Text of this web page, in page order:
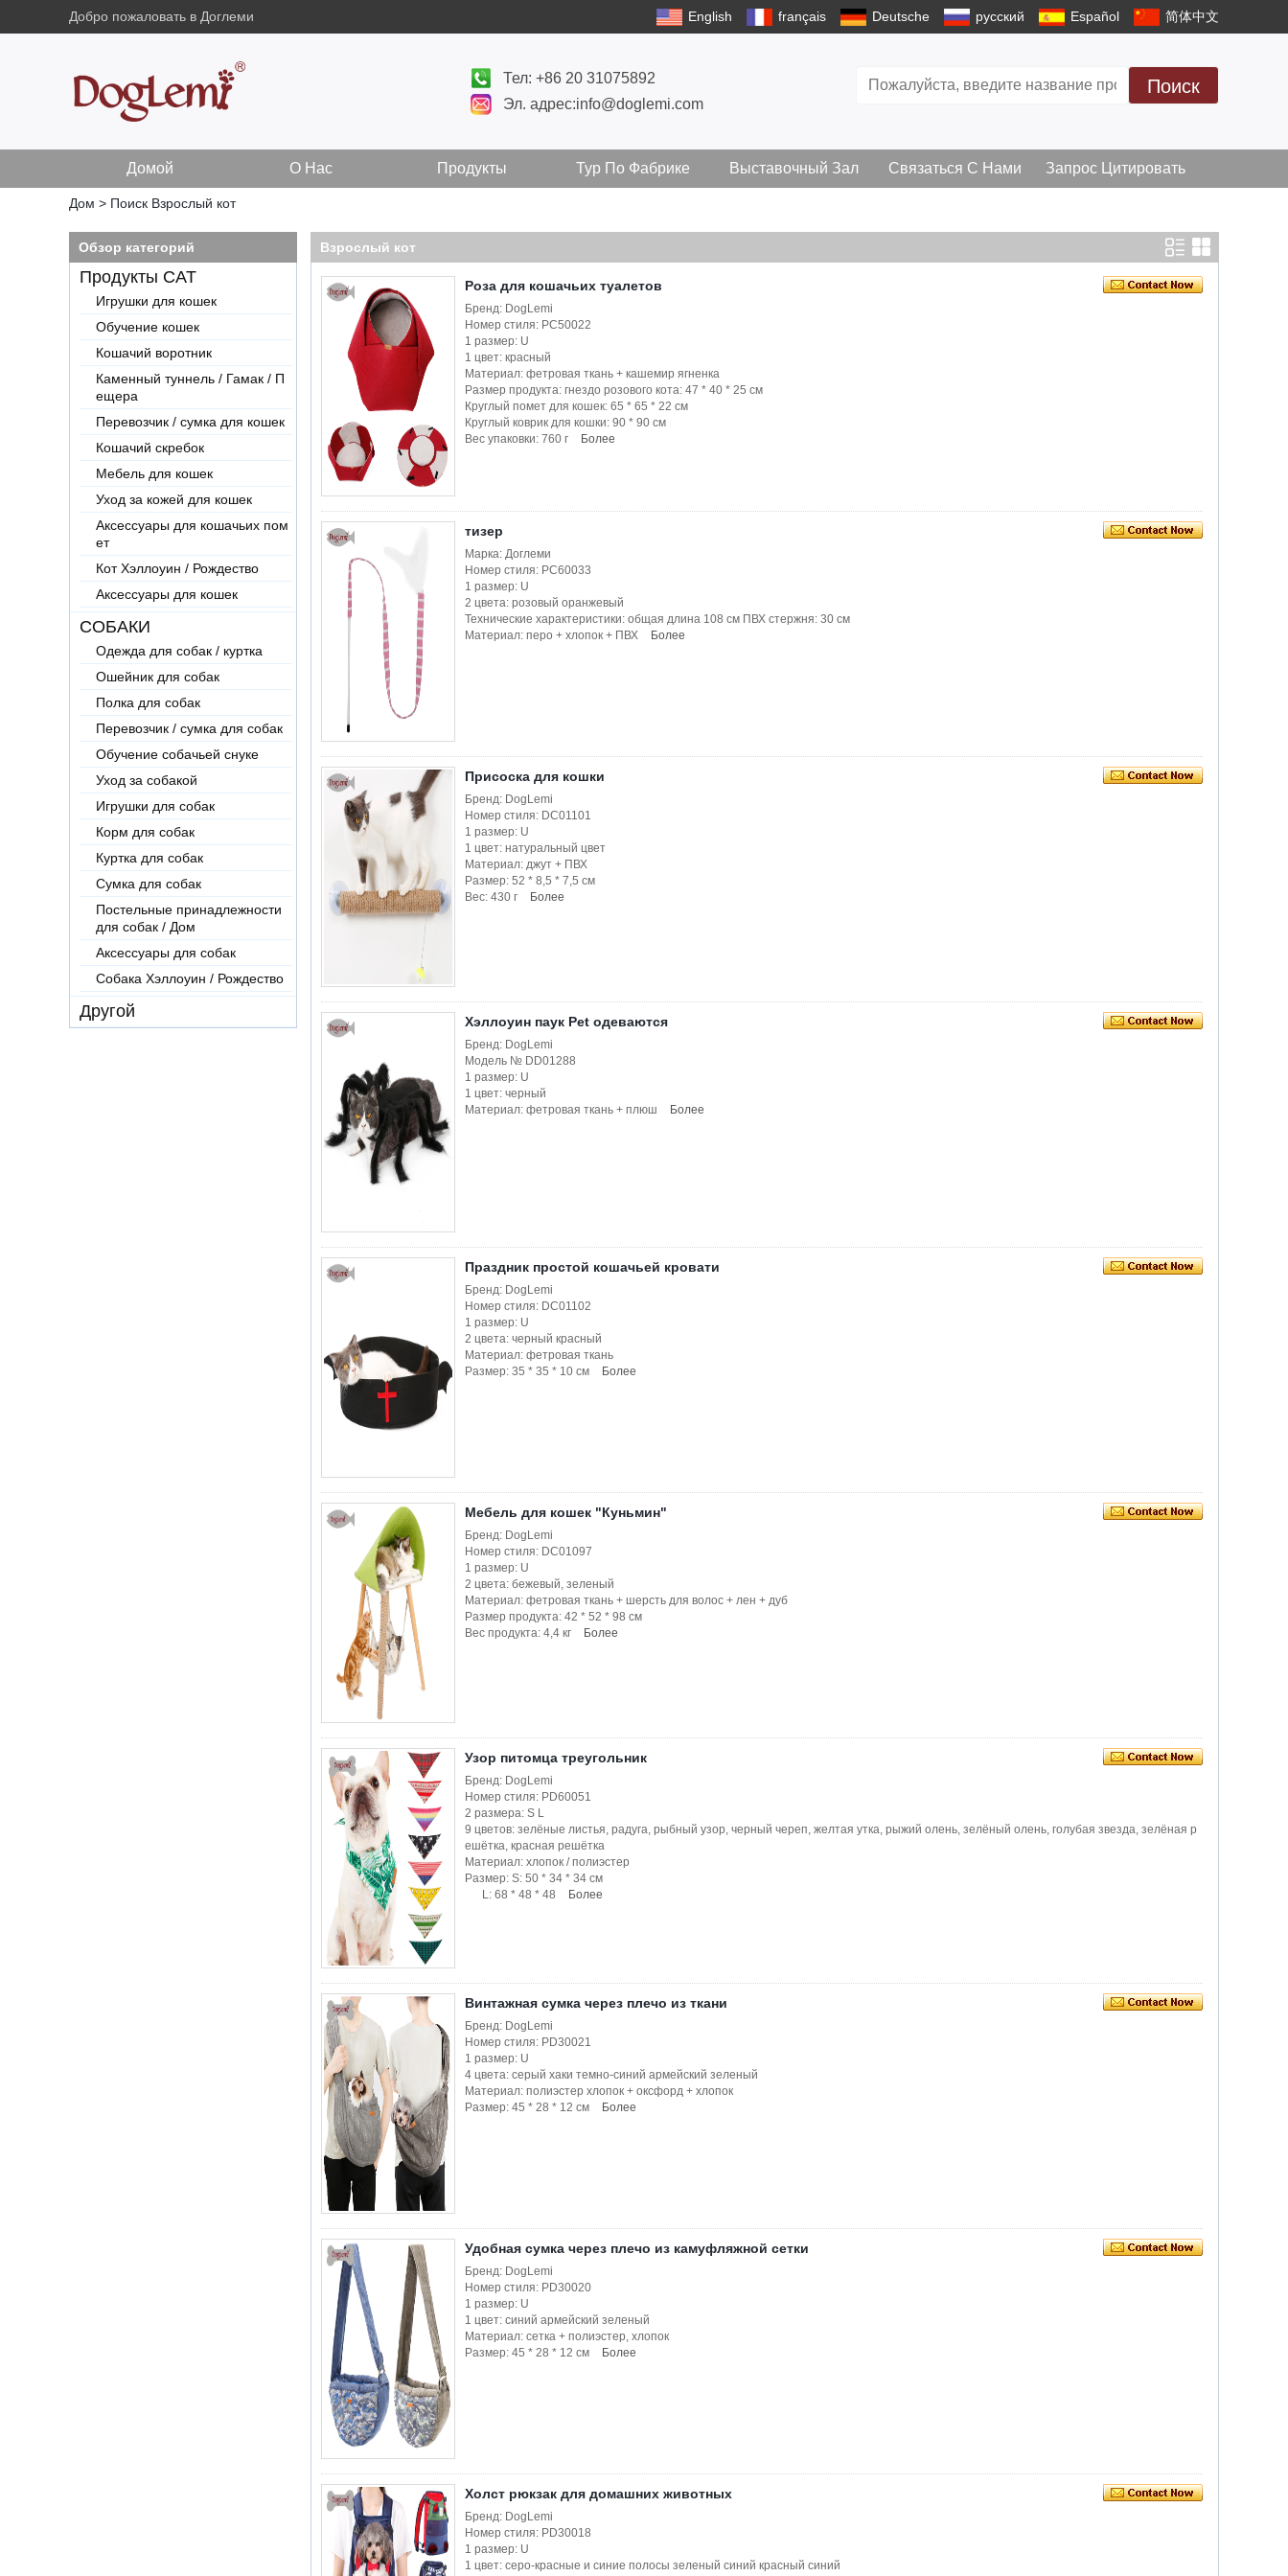
Добро пожаловать в Доглеми English français Deutsche русский Español 简体中文
Тел: +86 20 31075892
Эл. адрес:info@doglemi.com
Поиск
Домой О Нас Продукты Тур По Фабрике Выставочный Зал Связаться С Нами Запрос Цитировать
Дом > Поиск Взрослый кот
Обзор категорий
Продукты CAT
Игрушки для кошек
Обучение кошек
Кошачий воротник
Каменный туннель / Гамак / П
ещера
Перевозчик / сумка для кошек
Кошачий скребок
Мебель для кошек
Уход за кожей для кошек
Аксессуары для кошачьих пом
ет
Кот Хэллоуин / Рождество
Аксессуары для кошек
СОБАКИ
Одежда для собак / куртка
Ошейник для собак
Полка для собак
Перевозчик / сумка для собак
Обучение собачьей снуке
Уход за собакой
Игрушки для собак
Корм для собак
Куртка для собак
Сумка для собак
Постельные принадлежности
для собак / Дом
Аксессуары для собак
Собака Хэллоуин / Рождество
Другой
Взрослый кот
Роза для кошачьих туалетов
Бренд: DogLemi
Номер стиля: PC50022
1 размер: U
1 цвет: красный
Материал: фетровая ткань + кашемир ягненка
Размер продукта: гнездо розового кота: 47 * 40 * 25 см
Круглый помет для кошек: 65 * 65 * 22 см
Круглый коврик для кошки: 90 * 90 см
Вес упаковки: 760 г
Более
тизер
Марка: Доглеми
Номер стиля: PC60033
1 размер: U
2 цвета: розовый оранжевый
Технические характеристики: общая длина 108 см ПВХ стержня: 30 см
Материал: перо + хлопок + ПВХ
Более
Присоска для кошки
Бренд: DogLemi
Номер стиля: DC01101
1 размер: U
1 цвет: натуральный цвет
Материал: джут + ПВХ
Размер: 52 * 8,5 * 7,5 см
Вес: 430 г
Более
Хэллоуин паук Pet одеваются
Бренд: DogLemi
Модель № DD01288
1 размер: U
1 цвет: черный
Материал: фетровая ткань + плюш
Более
Праздник простой кошачьей кровати
Бренд: DogLemi
Номер стиля: DC01102
1 размер: U
2 цвета: черный красный
Материал: фетровая ткань
Размер: 35 * 35 * 10 см
Более
Мебель для кошек "Куньмин"
Бренд: DogLemi
Номер стиля: DC01097
1 размер: U
2 цвета: бежевый, зеленый
Материал: фетровая ткань + шерсть для волос + лен + дуб
Размер продукта: 42 * 52 * 98 см
Вес продукта: 4,4 кг
Более
Узор питомца треугольник
Бренд: DogLemi
Номер стиля: PD60051
2 размера: S L
9 цветов: зелёные листья, радуга, рыбный узор, черный череп, желтая утка, рыжий олень, зелёный олень, голубая звезда, зелёная р
ешётка, красная решётка
Материал: хлопок / полиэстер
Размер: S: 50 * 34 * 34 см
L: 68 * 48 * 48
Более
Винтажная сумка через плечо из ткани
Бренд: DogLemi
Номер стиля: PD30021
1 размер: U
4 цвета: серый хаки темно-синий армейский зеленый
Материал: полиэстер хлопок + оксфорд + хлопок
Размер: 45 * 28 * 12 см
Более
Удобная сумка через плечо из камуфляжной сетки
Бренд: DogLemi
Номер стиля: PD30020
1 размер: U
1 цвет: синий армейский зеленый
Материал: сетка + полиэстер, хлопок
Размер: 45 * 28 * 12 см
Более
Холст рюкзак для домашних животных
Бренд: DogLemi
Номер стиля: PD30018
1 размер: U
1 цвет: серо-красные и синие полосы зеленый синий красный синий